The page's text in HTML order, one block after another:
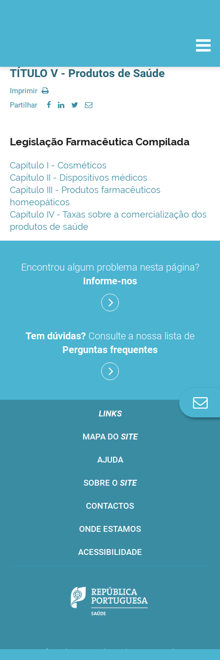
TÍTULO V - Produtos de Saúde
Imprimir
Partilhar
Legislação Farmacêutica Compilada
Capítulo I - Cosméticos
Capítulo II - Dispositivos médicos
Capítulo III - Produtos farmacêuticos
homeopáticos
Capítulo IV - Taxas sobre a comercialização dos
produtos de saúde
Encontrou algum problema nesta página?
Informe-nos
Tem dúvidas? Consulte a nossa lista de
Perguntas frequentes
LINKS
MAPA DO SITE
AJUDA
SOBRE O SITE
CONTACTOS
ONDE ESTAMOS
ACESSIBILIDADE
Infarmed © 2016. Todos os direitos reservados